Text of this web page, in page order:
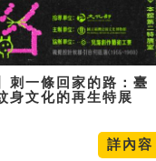
刺一條回家的路：臺
身文化的再生特展
詳內容